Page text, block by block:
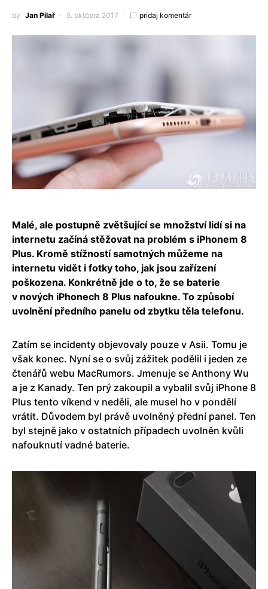
by Jan Pilař 5. októbra 2017 pridaj komentár
Malé, ale postupně zvětšující se množství lidí si na
internetu začíná stěžovat na problém s iPhonem 8
Plus. Kromě stížností samotných můžeme na
internetu vidět i fotky toho, jak jsou zařízení
poškozena. Konkrétně jde o to, že se baterie
v nových iPhonech 8 Plus nafoukne. To způsobí
uvolnění předního panelu od zbytku těla telefonu.
Zatím se incidenty objevovaly pouze v Asii. Tomu je
však konec. Nyní se o svůj zážitek podělil i jeden ze
čtenářů webu MacRumors. Jmenuje se Anthony Wu
a je z Kanady. Ten prý zakoupil a vybalil svůj iPhone 8
Plus tento víkend v neděli, ale musel ho v pondělí
vrátit. Důvodem byl právě uvolněný přední panel. Ten
byl stejně jako v ostatních případech uvolněn kvůli
nafouknutí vadné baterie.